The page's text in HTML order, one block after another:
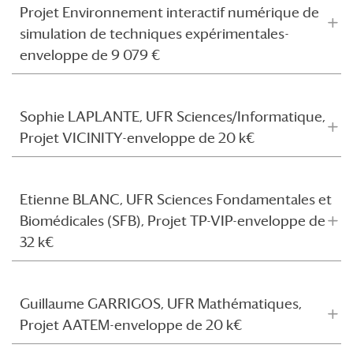
Projet Environnement interactif numérique de
simulation de techniques expérimentales-
enveloppe de 9 079 €
Sophie LAPLANTE, UFR Sciences/Informatique,
Projet VICINITY-enveloppe de 20 k€
Etienne BLANC, UFR Sciences Fondamentales et
Biomédicales (SFB), Projet TP-VIP-enveloppe de
32 k€
Guillaume GARRIGOS, UFR Mathématiques,
Projet AATEM-enveloppe de 20 k€